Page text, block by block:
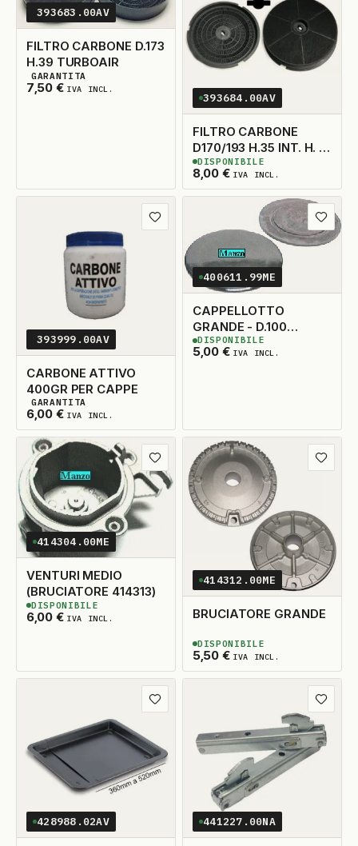
393683.00AV
FILTRO CARBONE D.173
H.39 TURBOAIR
7,50 € IVA INCL.
3DISPONIBILI
GARANTITA
393684.00AV
FILTRO CARBONE
D170/193 H.35 INT. H. 15
TECNOLAMP ELICA
TECNOWIND
ACK62836
8,00 € IVA INCL.
3DISPONIBILI
DISPONIBILE
Aggiungi ai preferiti
393999.00AV
CARBONE ATTIVO
400GR PER CAPPE
6,00 € IVA INCL.
2DISPONIBILI
GARANTITA
400611.99ME
CAPPELLOTTO
GRANDE - D.100
(BRICIATORE 414312)
5,00 € IVA INCL.
3DISPONIBILI
DISPONIBILE
Aggiungi ai preferiti
414304.00ME
VENTURI MEDIO
(BRUCIATORE 414313)
6,00 € IVA INCL.
3DISPONIBILI
DISPONIBILE
414312.00ME
BRUCIATORE GRANDE
5,50 € IVA INCL.
3DISPONIBILI
DISPONIBILE
Aggiungi ai preferiti
428988.02AV 441227.00NA